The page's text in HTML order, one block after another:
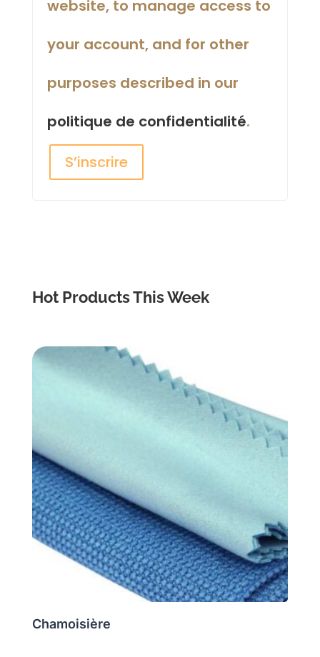
website, to manage access to
your account, and for other
purposes described in our
politique de confidentialité.
S’inscrire
Hot Products This Week
Chamoisière